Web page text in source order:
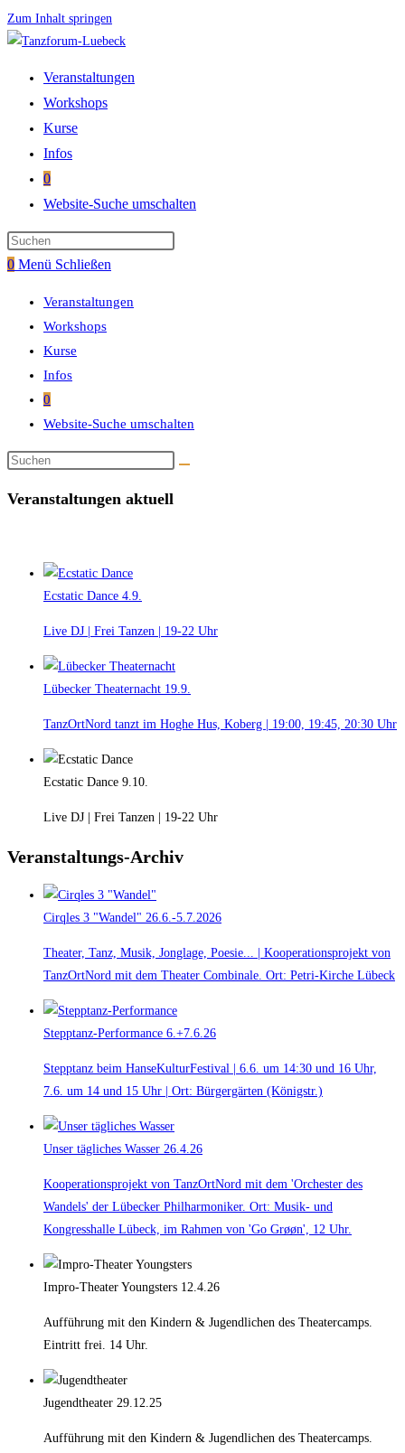
Zum Inhalt springen
Veranstaltungen
Workshops
Kurse
Infos
0
Website-Suche umschalten
0 Menü Schließen
Veranstaltungen
Workshops
Kurse
Infos
0
Website-Suche umschalten
Veranstaltungen aktuell
Ecstatic Dance 4.9.
Live DJ | Frei Tanzen | 19-22 Uhr
Lübecker Theaternacht 19.9.
TanzOrtNord tanzt im Hoghe Hus, Koberg | 19:00, 19:45, 20:30 Uhr
Ecstatic Dance 9.10.
Live DJ | Frei Tanzen | 19-22 Uhr
Veranstaltungs-Archiv
Cirqles 3 "Wandel" 26.6.-5.7.2026
Theater, Tanz, Musik, Jonglage, Poesie... | Kooperationsprojekt von
TanzOrtNord mit dem Theater Combinale. Ort: Petri-Kirche Lübeck
Stepptanz-Performance 6.+7.6.26
Stepptanz beim HanseKulturFestival | 6.6. um 14:30 und 16 Uhr,
7.6. um 14 und 15 Uhr | Ort: Bürgergärten (Königstr.)
Unser tägliches Wasser 26.4.26
Kooperationsprojekt von TanzOrtNord mit dem 'Orchester des
Wandels' der Lübecker Philharmoniker. Ort: Musik- und
Kongresshalle Lübeck, im Rahmen von 'Go Grøøn', 12 Uhr.
Impro-Theater Youngsters 12.4.26
Aufführung mit den Kindern & Jugendlichen des Theatercamps.
Eintritt frei. 14 Uhr.
Jugendtheater 29.12.25
Aufführung mit den Kindern & Jugendlichen des Theatercamps.